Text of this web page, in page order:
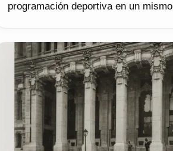
programación deportiva en un